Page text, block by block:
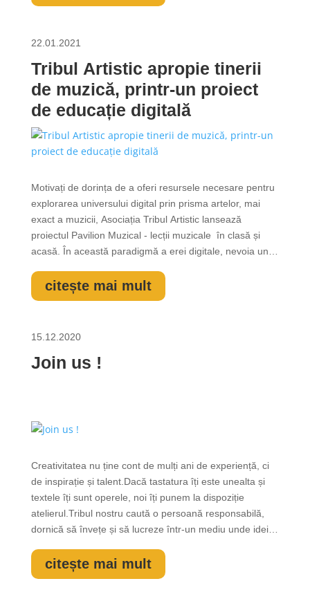
22.01.2021
Tribul Artistic apropie tinerii
de muzică, printr-un proiect
de educație digitală
Motivați de dorința de a oferi resursele necesare pentru
explorarea universului digital prin prisma artelor, mai
exact a muzicii, Asociația Tribul Artistic lansează
proiectul Pavilion Muzical - lecții muzicale în clasă și
acasă. În această paradigmă a erei digitale, nevoia unei
astfel, elevii ciclului gimnazial sunt invitați să...
citește mai mult
15.12.2020
Join us !
Creativitatea nu ține cont de mulți ani de experiență, ci
de inspirație și talent.Dacă tastatura îți este unealta și
textele îți sunt operele, noi îți punem la dispoziție
atelierul.Tribul nostru caută o persoană responsabilă,
dornică să învețe și să lucreze într-un mediu unde ideile
time, am vrea ca tu să ne ajuți cu:- abilități de...
citește mai mult